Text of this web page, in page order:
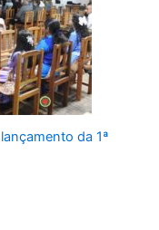
da 1ª